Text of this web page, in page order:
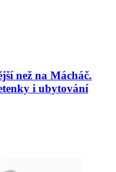
než na Mácháč.
i ubytování